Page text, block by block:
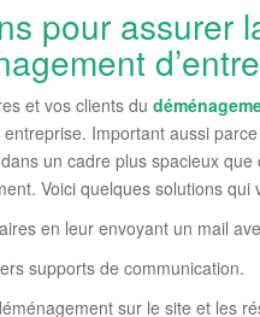
pour assurer
et vos clients du
Important aussi
un cadre plus spacieux
Voici quelques solutions qui
en leur envoyant un mail
supports de communication.
sur le site et les